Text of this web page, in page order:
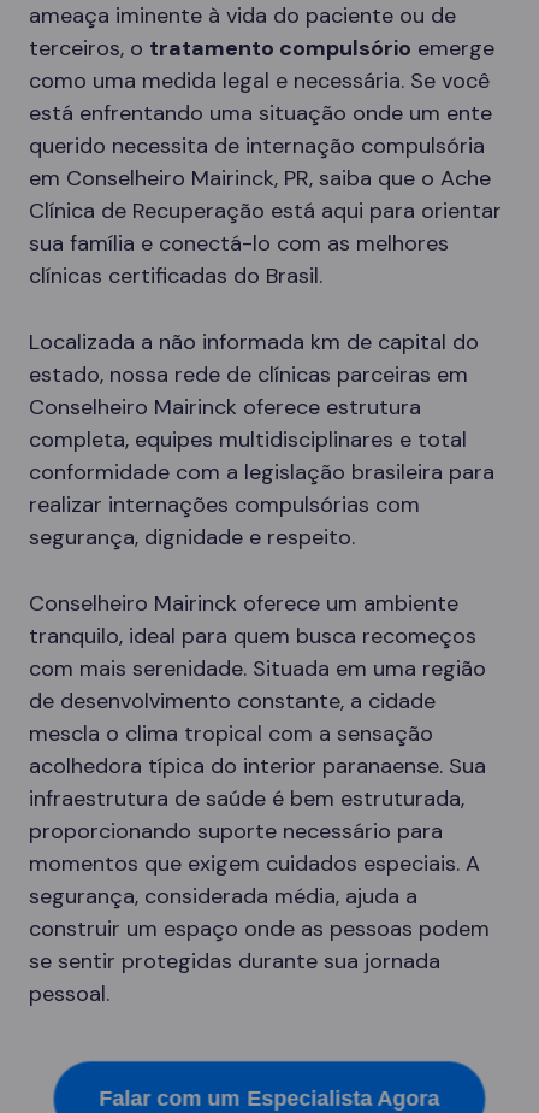
ameaça iminente à vida do paciente ou de
terceiros, o tratamento compulsório emerge
como uma medida legal e necessária. Se você
está enfrentando uma situação onde um ente
querido necessita de internação compulsória
em Conselheiro Mairinck, PR, saiba que o Ache
Clínica de Recuperação está aqui para orientar
sua família e conectá-lo com as melhores
clínicas certificadas do Brasil.
Localizada a não informada km de capital do
estado, nossa rede de clínicas parceiras em
Conselheiro Mairinck oferece estrutura
completa, equipes multidisciplinares e total
conformidade com a legislação brasileira para
realizar internações compulsórias com
segurança, dignidade e respeito.
Conselheiro Mairinck oferece um ambiente
tranquilo, ideal para quem busca recomeços
com mais serenidade. Situada em uma região
de desenvolvimento constante, a cidade
mescla o clima tropical com a sensação
acolhedora típica do interior paranaense. Sua
infraestrutura de saúde é bem estruturada,
proporcionando suporte necessário para
momentos que exigem cuidados especiais. A
segurança, considerada média, ajuda a
construir um espaço onde as pessoas podem
se sentir protegidas durante sua jornada
pessoal.
Falar com um Especialista Agora